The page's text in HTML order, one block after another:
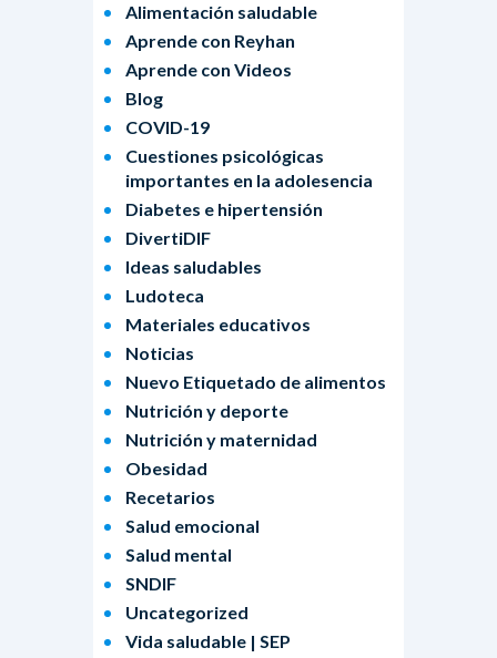
Alimentación saludable
Aprende con Reyhan
Aprende con Videos
Blog
COVID-19
Cuestiones psicológicas
importantes en la adolesencia
Diabetes e hipertensión
DivertiDIF
Ideas saludables
Ludoteca
Materiales educativos
Noticias
Nuevo Etiquetado de alimentos
Nutrición y deporte
Nutrición y maternidad
Obesidad
Recetarios
Salud emocional
Salud mental
SNDIF
Uncategorized
Vida saludable | SEP